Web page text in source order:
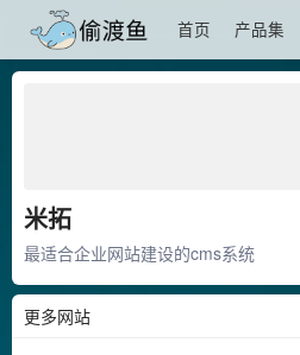
首页 产品集
米拓
最适合企业网站建设的cms系统
更多网站